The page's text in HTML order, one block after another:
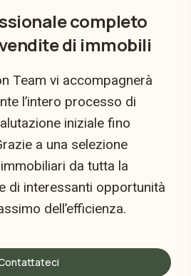
completo
di immobili
Team vi accompagnerà
l’intero processo di
iniziale fino
a una selezione
da tutta la
di interessanti opportunità
dell’efficienza.